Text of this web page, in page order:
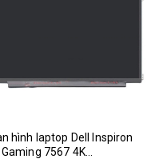
hình laptop Dell Inspiron
7567 4K...